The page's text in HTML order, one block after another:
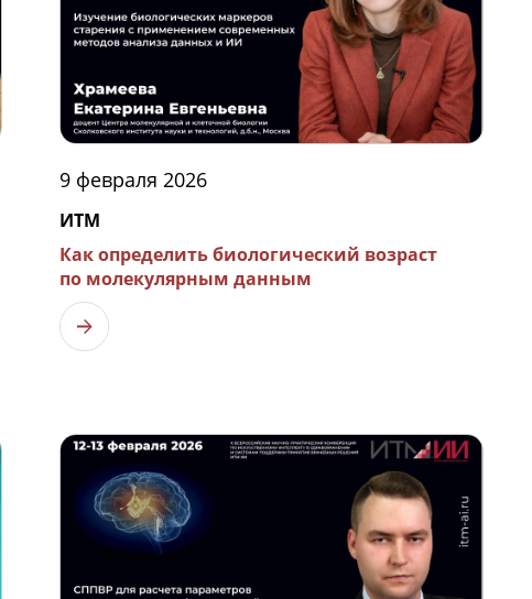
9 февраля 2026
ИТМ
Как определить биологический возраст
по молекулярным данным